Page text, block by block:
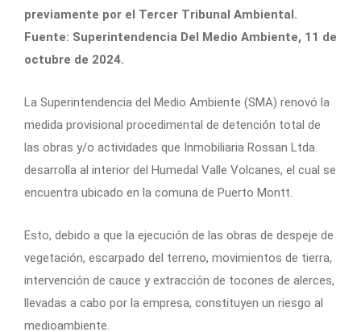
previamente por el Tercer Tribunal Ambiental.
Fuente: Superintendencia Del Medio Ambiente, 11 de
octubre de 2024.
La Superintendencia del Medio Ambiente (SMA) renovó la
medida provisional procedimental de detención total de
las obras y/o actividades que Inmobiliaria Rossan Ltda.
desarrolla al interior del Humedal Valle Volcanes, el cual se
encuentra ubicado en la comuna de Puerto Montt.
Esto, debido a que la ejecución de las obras de despeje de
vegetación, escarpado del terreno, movimientos de tierra,
intervención de cauce y extracción de tocones de alerces,
llevadas a cabo por la empresa, constituyen un riesgo al
medioambiente.